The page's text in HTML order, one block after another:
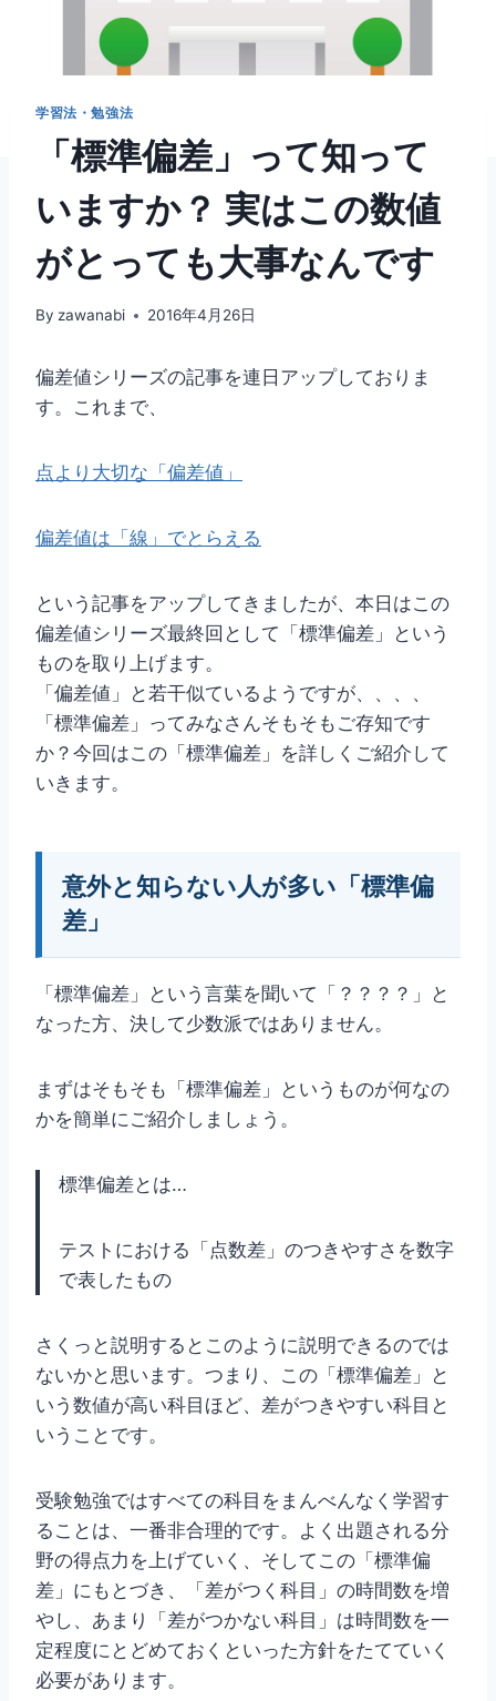
学習法・勉強法
「標準偏差」って知って
いますか？ 実はこの数値
がとっても大事なんです
By zawanabi 2016年4月26日
偏差値シリーズの記事を連日アップしておりま
す。これまで、
点より大切な「偏差値」
偏差値は「線」でとらえる
という記事をアップしてきましたが、本日はこの
偏差値シリーズ最終回として「標準偏差」という
ものを取り上げます。
「偏差値」と若干似ているようですが、、、、
「標準偏差」ってみなさんそもそもご存知です
か？今回はこの「標準偏差」を詳しくご紹介して
いきます。
意外と知らない人が多い「標準偏
差」
「標準偏差」という言葉を聞いて「？？？？」と
なった方、決して少数派ではありません。
まずはそもそも「標準偏差」というものが何なの
かを簡単にご紹介しましょう。
標準偏差とは…
テストにおける「点数差」のつきやすさを数字
で表したもの
さくっと説明するとこのように説明できるのでは
ないかと思います。つまり、この「標準偏差」と
いう数値が高い科目ほど、差がつきやすい科目と
いうことです。
受験勉強ではすべての科目をまんべんなく学習す
ることは、一番非合理的です。よく出題される分
野の得点力を上げていく、そしてこの「標準偏
差」にもとづき、「差がつく科目」の時間数を増
やし、あまり「差がつかない科目」は時間数を一
定程度にとどめておくといった方針をたてていく
必要があります。